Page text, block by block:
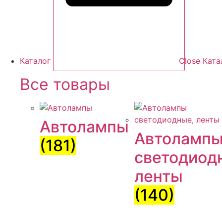
Каталог Close
Все товары
Автолампы
(181)
ленты
(140)